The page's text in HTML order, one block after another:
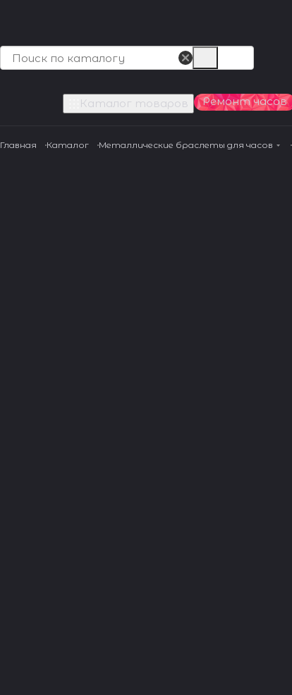
Каталог товаров Ремонт часов
Главная Каталог Металлические браслеты для часов